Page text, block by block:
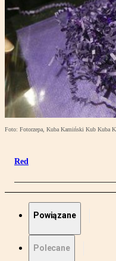
Foto: Fotorzepa, Kuba Kamiński Kub Kuba
Red
Powiązane
Polecane